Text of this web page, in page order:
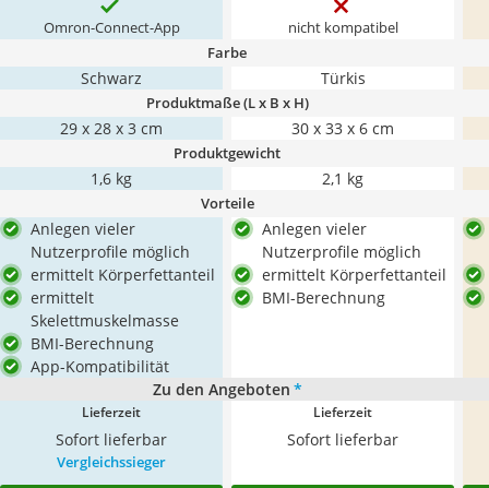
Omron-Connect-App nicht kompatibel
Farbe
Schwarz Türkis
Produktmaße (L x B x H)
29 x 28 x 3 cm 30 x 33 x 6 cm
Produktgewicht
1,6 kg 2,1 kg
Vorteile
Anlegen vieler
Nutzerprofile möglich
ermittelt Körperfettanteil
ermittelt
Skelettmuskelmasse
BMI-Berechnung
App-Kompatibilität
Anlegen vieler
Nutzerprofile möglich
ermittelt Körperfettanteil
BMI-Berechnung
Zu den Angeboten *
Lieferzeit
Sofort lieferbar
Lieferzeit
Sofort lieferbar
Vergleichssieger